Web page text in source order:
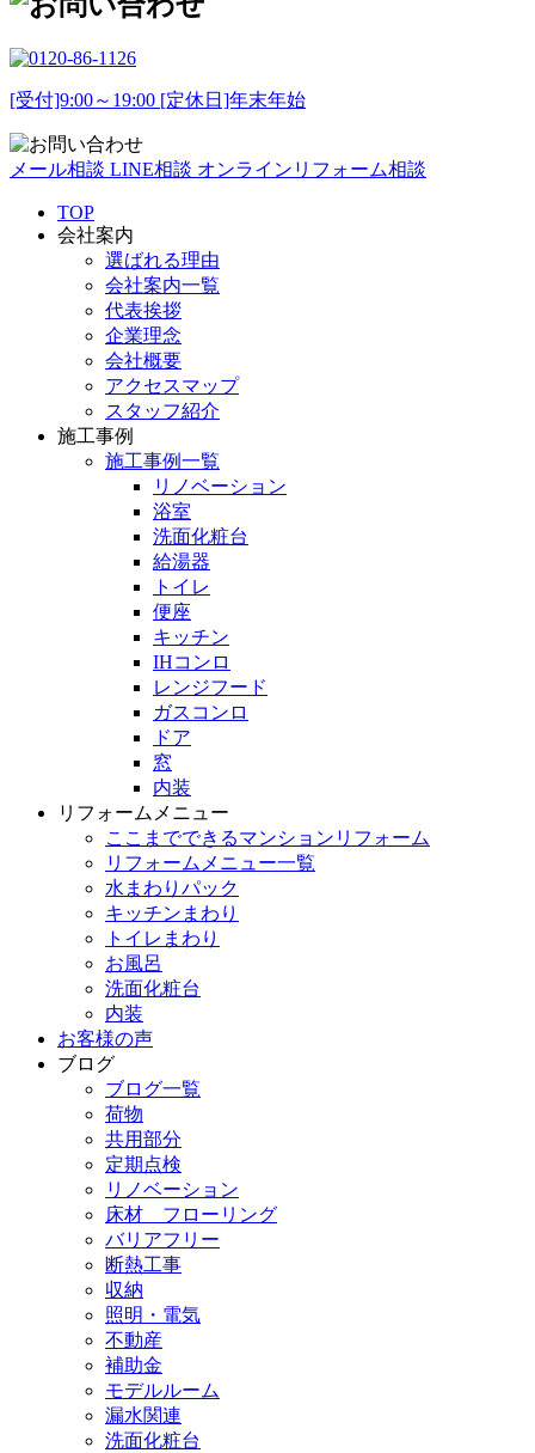
[受付]9:00～19:00 [定休日]年末年始
メール相談 LINE相談 オンラインリフォーム相談
TOP
会社案内
選ばれる理由
会社案内一覧
代表挨拶
企業理念
会社概要
アクセスマップ
スタッフ紹介
施工事例
施工事例一覧
リノベーション
浴室
洗面化粧台
給湯器
トイレ
便座
キッチン
IHコンロ
レンジフード
ガスコンロ
ドア
窓
内装
リフォームメニュー
ここまでできるマンションリフォーム
リフォームメニュー一覧
水まわりパック
キッチンまわり
トイレまわり
お風呂
洗面化粧台
内装
お客様の声
ブログ
ブログ一覧
荷物
共用部分
定期点検
リノベーション
床材 フローリング
バリアフリー
断熱工事
収納
照明・電気
不動産
補助金
モデルルーム
漏水関連
洗面化粧台